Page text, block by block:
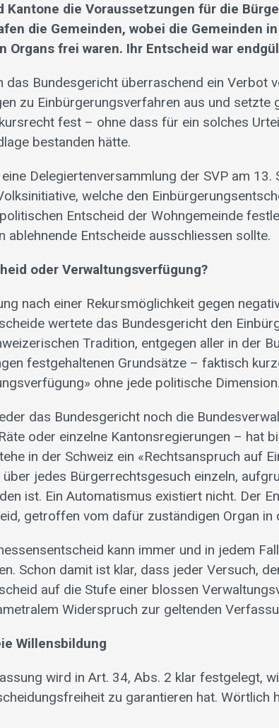
Kantone die Voraussetzungen für die
die Gemeinden, wobei die Gemeinden
Organs frei waren. Ihr Entscheid war
das Bundesgericht überraschend ein Verbot
zu Einbürgerungsverfahren aus und setzte
fest – ohne dass für ein solches
bestanden hätte.
Delegiertenversammlung der SVP am
welche den
Entscheid der Wohngemeinde
ablehnende Entscheide ausschliessen sollte.
oder Verwaltungsverfügung?
nach einer Rekursmöglichkeit gegen
wertete das Bundesgericht den
Tradition, entgegen aller in der
festgehaltenen Grundsätze – faktisch
ohne jede politische Dimension.
das Bundesgericht noch die
oder einzelne Kantonsregierungen – hat
in der Schweiz ein «Rechtsanspruch auf
jedes Bürgerrechtsgesuch einzeln,
ist. Ein Automatismus existiert nicht. Der
getroffen vom dafür zuständigen Organ in
kann immer und in jedem
Schon damit ist klar, dass jeder Versuch,
auf die Stufe einer blossen
Widerspruch zur geltenden
Willensbildung
wird in Art. 34, Abs. 2 klar festgelegt,
zu garantieren hat. Wörtlich